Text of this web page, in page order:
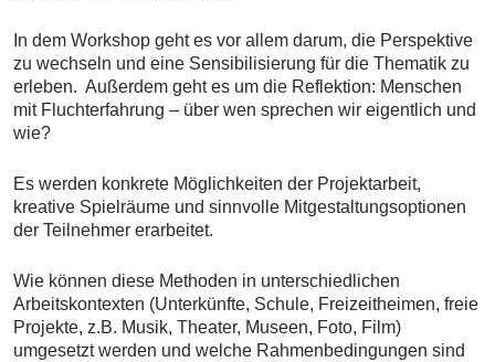
In dem Workshop geht es vor allem darum, die Perspektive
zu wechseln und eine Sensibilisierung für die Thematik zu
erleben. Außerdem geht es um die Reflektion: Menschen
mit Fluchterfahrung – über wen sprechen wir eigentlich und
wie?
Es werden konkrete Möglichkeiten der Projektarbeit,
kreative Spielräume und sinnvolle Mitgestaltungsoptionen
der Teilnehmer erarbeitet.
Wie können diese Methoden in unterschiedlichen
Arbeitskontexten (Unterkünfte, Schule, Freizeitheimen, freie
Projekte, z.B. Musik, Theater, Museen, Foto, Film)
umgesetzt werden und welche Rahmenbedingungen sind